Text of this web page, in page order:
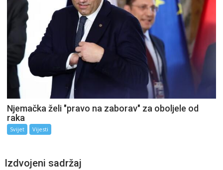
Njemačka želi "pravo na zaborav" za oboljele od
raka
Svijet Vijesti
Izdvojeni sadržaj